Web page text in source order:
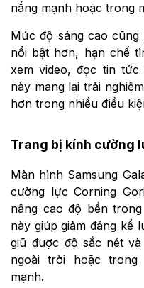
nắng mạnh hoặc trong
Mức độ sáng cao
nổi bật hơn, hạn chế
xem video, đọc tin
này mang lại trải
hơn trong nhiều điều
Trang bị kính cường
Màn hình Samsung
cường lực Corning
nâng cao độ bền
này giúp giảm đáng kể
giữ được độ sắc nét
ngoài trời hoặc
mạnh.